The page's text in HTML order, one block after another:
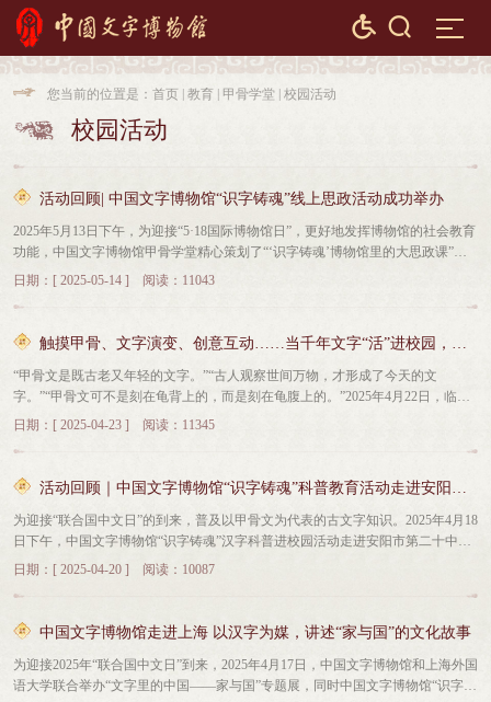
 
 校园活动
 您当前的位置是： 首页 教育 甲骨学堂 校园活动
活动回顾| 中国文字博物馆“识字铸魂”线上思政活动成功举办
2025年5月13日下午，为迎接“5·18国际博物馆日”，更好地发挥博物馆的社会教育
功能，中国文字博物馆甲骨学堂精心策划了“‘识字铸魂’博物馆里的大思政课”线
上主题活动，与宁夏银川实验小学、内蒙古巴林右旗大板实验小学等校1000余名
览。该展览以“文字”为文化载体，系统构建“何以为家”“何以为国”“家国相依”三大
方式，深入挖掘其背后的历史渊源与文化内涵，并通过生动形象的讲解，系统阐
释中华民族“家国同构”的传统理念。云参观结束后，社教老师为学生讲授“识字铸
魂”主题思政课，以“字里山河甲骨文字画”为媒介，进一步拓展文化学习深度，带
美好期盼；在历史与艺术的交融中探寻家国故事，感受家国情怀。中国文字博物
馆将持续致力于中华优秀文字文化的传承与弘扬，积极借助线上平台，精心策划
形式多样、内容丰富的活动，让更多公众参与其中，共同领略汉字的独特魅力与
深厚底蕴。
日期：[ 2025-05-14 ] 阅读：11043
触摸甲骨、文字演变、创意互动……当千年文字“活”进校园，一场跨越时空的对话
“甲骨文是既古老又年轻的文字。”“古人观察世间万物，才形成了今天的文
字。”“甲骨文可不是刻在龟背上的，而是刻在龟腹上的。”2025年4月22日，临近
世界读书日，来自中国安阳文字博物馆的讲解员走进了河南省实验小学，在这里
代竹简……在短短的一个小时里，河南省实验小学的孩子们徜徉在文化的魅力
中，进行了一场穿越时空的文字对话。 “‘中国’这两个字，最早是出现在西周的
青铜铭文中”，在“文字里的中国”环节，来自中国文字博物馆的讲解员张易楠给同
学们讲解“中国”这两个字一路走来的演变，深入解读了文字背后的历史渊源，引
导同学们探讨文字演变后的家国故事，感受一脉相承的家国情怀。 “我今天收获
节，中国文字博物馆为学生们精心准备了甲骨文样本，孩子们可以近距离触摸甲
手把手教同学们制作竹简、雕版印刷甲骨文十二生肖，在互动中将活动的氛围推
向高潮。 “我们很感谢主办方能让甲骨文来到我们学校，让孩子们近距离接触
日期：[ 2025-04-23 ] 阅读：11345
活动回顾｜中国文字博物馆“识字铸魂”科普教育活动走进安阳市第二十中学
为迎接“联合国中文日”的到来，普及以甲骨文为代表的古文字知识。2025年4月18
日下午，中国文字博物馆“识字铸魂”汉字科普进校园活动走进安阳市第二十中
学，精彩纷呈的活动吸引了400名师生参与。“识字铸魂”汉字科普教育活动围
化的平台，激发他们的求知欲与探索精神。中国文字博物馆志愿者老师带领学生
到现代规范字，探寻汉字千年演变的历史轨迹，近距离感受汉字背后深厚的文化
底蕴和独特韵味。“文字里的中国”讲座则通过深入浅出的方式探讨了汉字背后承
日期：[ 2025-04-20 ] 阅读：10087
中国文字博物馆走进上海 以汉字为媒，讲述“家与国”的文化故事
为迎接2025年“联合国中文日”到来，2025年4月17日，中国文字博物馆和上海外国
语大学联合举办“文字里的中国——家与国”专题展，同时中国文字博物馆“识字铸